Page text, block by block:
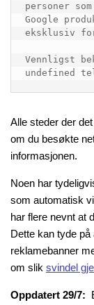
personer
Google
eksklusiv
Vennligst
undefined
Alle steder der
om du besøkte
informasjonen.
Noen har
som automatisk
har flere nevnt at
Dette kan tyde
reklamebanner
om slik svindel
Oppdatert 29/7: